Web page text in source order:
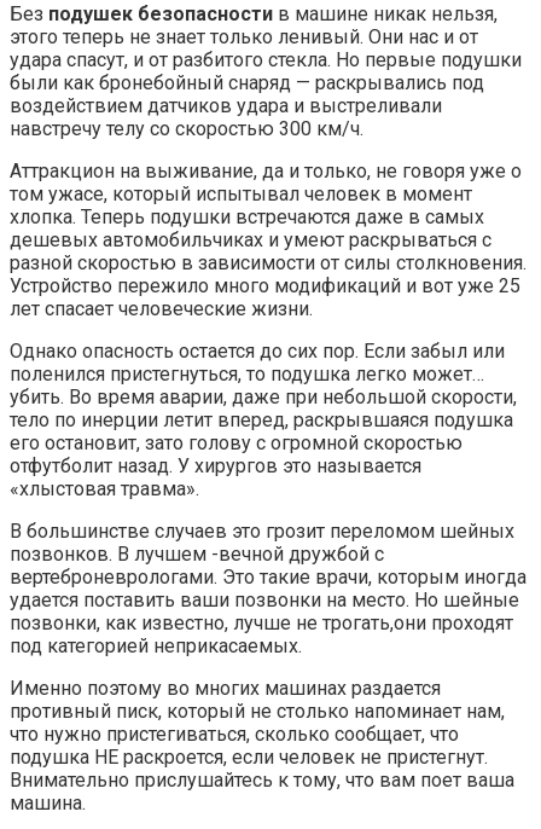
Без подушек безопасности в машине никак нельзя,
этого теперь не знает только ленивый. Они нас и от
удара спасут, и от разбитого стекла. Но первые подушки
были как бронебойный снаряд — раскрывались под
воздействием датчиков удара и выстреливали
навстречу телу со скоростью 300 км/ч.
Аттракцион на выживание, да и только, не говоря уже о
том ужасе, который испытывал человек в момент
хлопка. Теперь подушки встречаются даже в самых
дешевых автомобильчиках и умеют раскрываться с
разной скоростью в зависимости от силы столкновения.
Устройство пережило много модификаций и вот уже 25
лет спасает человеческие жизни.
Однако опасность остается до сих пор. Если забыл или
поленился пристегнуться, то подушка легко может…
убить. Во время аварии, даже при небольшой скорости,
тело по инерции летит вперед, раскрывшаяся подушка
его остановит, зато голову с огромной скоростью
отфутболит назад. У хирургов это называется
«хлыстовая травма».
В большинстве случаев это грозит переломом шейных
позвонков. В лучшем -вечной дружбой с
вертеброневрологами. Это такие врачи, которым иногда
удается поставить ваши позвонки на место. Но шейные
позвонки, как известно, лучше не трогать,они проходят
под категорией неприкасаемых.
Именно поэтому во многих машинах раздается
противный писк, который не столько напоминает нам,
что нужно пристегиваться, сколько сообщает, что
подушка НЕ раскроется, если человек не пристегнут.
Внимательно прислушайтесь к тому, что вам поет ваша
машина.